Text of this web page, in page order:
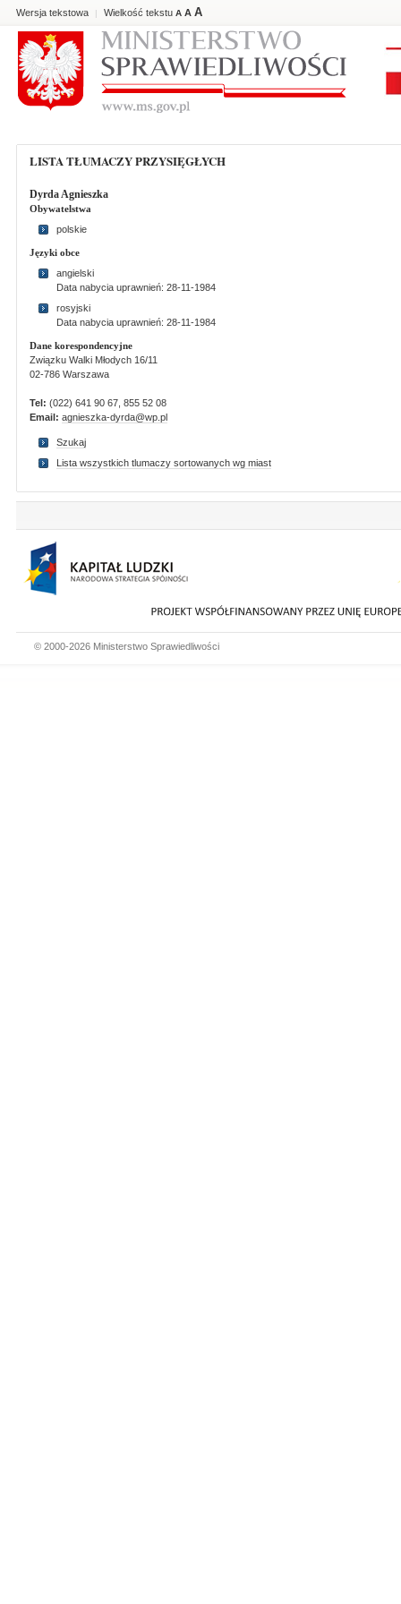
Wersja tekstowa | Wielkość tekstu A A A
LISTA TŁUMACZY PRZYSIĘGŁYCH
Dyrda Agnieszka
Obywatelstwa
polskie
Języki obce
angielski
Data nabycia uprawnień: 28-11-1984
rosyjski
Data nabycia uprawnień: 28-11-1984
Dane korespondencyjne
Związku Walki Młodych 16/11
02-786 Warszawa
Tel: (022) 641 90 67, 855 52 08
Email: agnieszka-dyrda@wp.pl
Szukaj
Lista wszystkich tlumaczy sortowanych wg miast
© 2000-2026 Ministerstwo Sprawiedliwości